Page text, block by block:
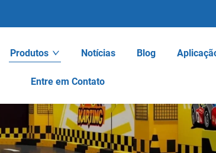
Produtos Notícias Blog
Entre em Contato